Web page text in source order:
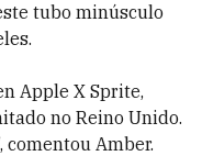
tubo minúsculo
Apple X Sprite,
no Reino Unido.
comentou Amber.